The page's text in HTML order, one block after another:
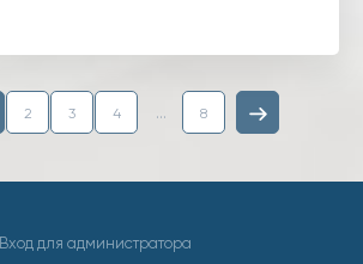
2 3 4 ... 8
Вход для администратора